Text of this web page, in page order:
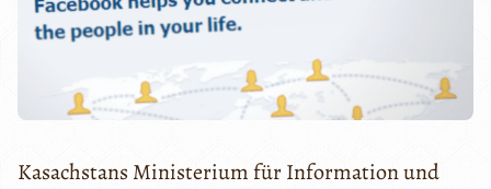
Kasachstans Ministerium für Information und